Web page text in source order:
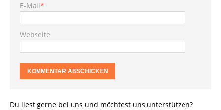
E-Mail*
Webseite
Du liest gerne bei uns und möchtest uns unterstützen?